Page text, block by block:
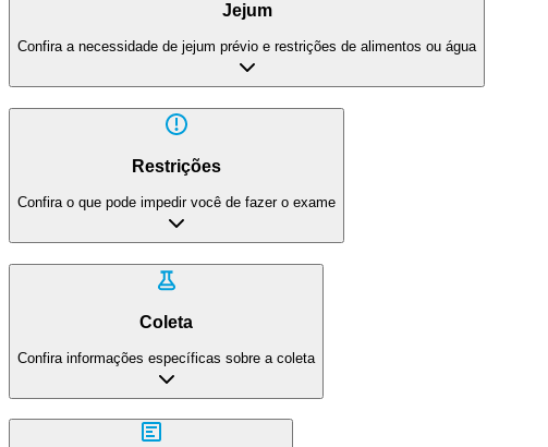
Jejum
Confira a necessidade de jejum prévio e restrições de alimentos ou água
Restrições
Confira o que pode impedir você de fazer o exame
Coleta
Confira informações específicas sobre a coleta